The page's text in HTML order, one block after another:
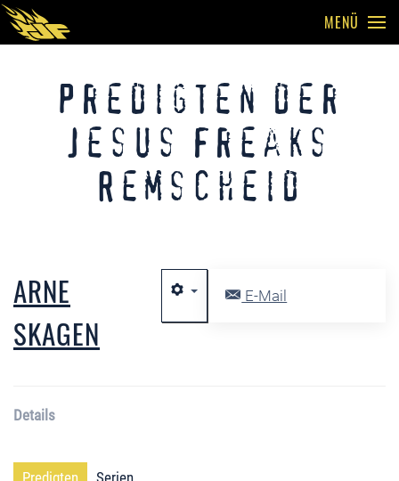
MENÜ
Predigten der
Jesus Freaks
Remscheid
E-Mail
ARNE
SKAGEN
Details
Predigten Serien